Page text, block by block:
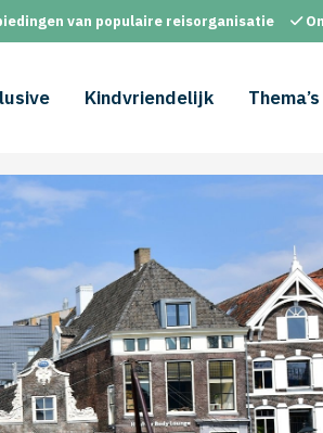
van populaire reisorganisatie
Kindvriendelijk Thema’s